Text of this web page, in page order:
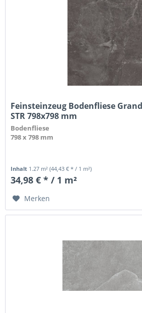
Feinsteinzeug Bodenfliese
STR 798x798 mm
Bodenfliese
798 x 798 mm
Inhalt 1.27 m²(44,43 € * / 1 m²)
34,98 € * / 1 m²
Merken